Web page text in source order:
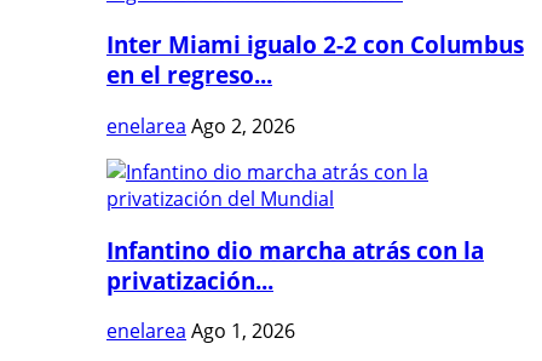
Inter Miami igualo 2-2 con Columbus
en el regreso...
enelarea Ago 2, 2026
Infantino dio marcha atrás con la
privatización...
enelarea Ago 1, 2026